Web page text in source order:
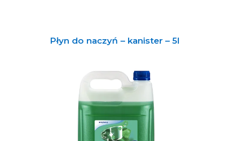
Płyn do naczyń – kanister – 5l